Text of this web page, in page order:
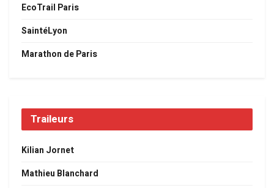
EcoTrail Paris
SaintéLyon
Marathon de Paris
Traileurs
Kilian Jornet
Mathieu Blanchard